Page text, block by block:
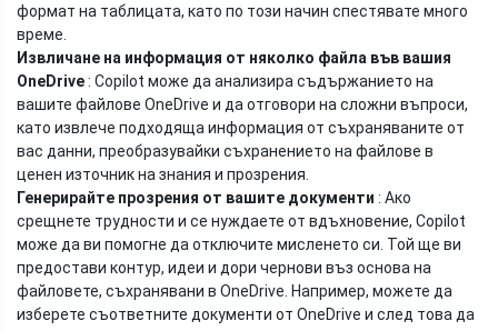
формат на таблицата, като по този начин спестявате много
време.
Извличане на информация от няколко файла във вашия
OneDrive: Copilot може да анализира съдържанието на
вашите файлове OneDrive и да отговори на сложни въпроси,
като извлече подходяща информация от съхраняваните от
вас данни, преобразувайки съхранението на файлове в
ценен източник на знания и прозрения.
Генерирайте прозрения от вашите документи : Ако
срещнете трудности и се нуждаете от вдъхновение, Copilot
може да ви помогне да отключите мисленето си. Той ще ви
предостави контур, идеи и дори чернови въз основа на
файловете, съхранявани в OneDrive. Например, можете да
изберете съответните документи от OneDrive и след това да